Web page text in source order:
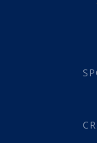
God